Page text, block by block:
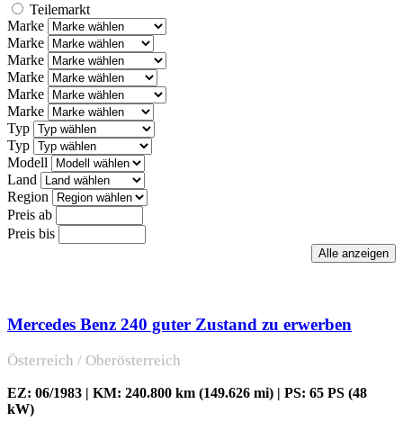
Teilemarkt
Marke
Marke
Marke
Marke
Marke
Marke
Typ
Typ
Modell
Land
Region
Preis ab
Preis bis
Mercedes Benz 240 guter Zustand zu erwerben
Österreich / Oberösterreich
EZ: 06/1983 | KM: 240.800 km (149.626 mi) | PS: 65 PS (48
kW)